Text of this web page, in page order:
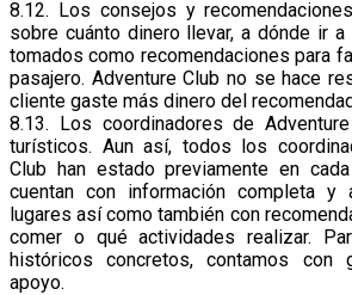
8.12. Los consejos y
sobre cuánto dinero llevar, a dónde ir
tomados como recomendaciones para
pasajero. Adventure Club no se hace
cliente gaste más dinero del
8.13. Los coordinadores de
turísticos. Aun así, todos los
Club han estado previamente en
cuentan con información completa y
lugares así como también con
comer o qué actividades realizar.
históricos concretos, contamos con
apoyo.